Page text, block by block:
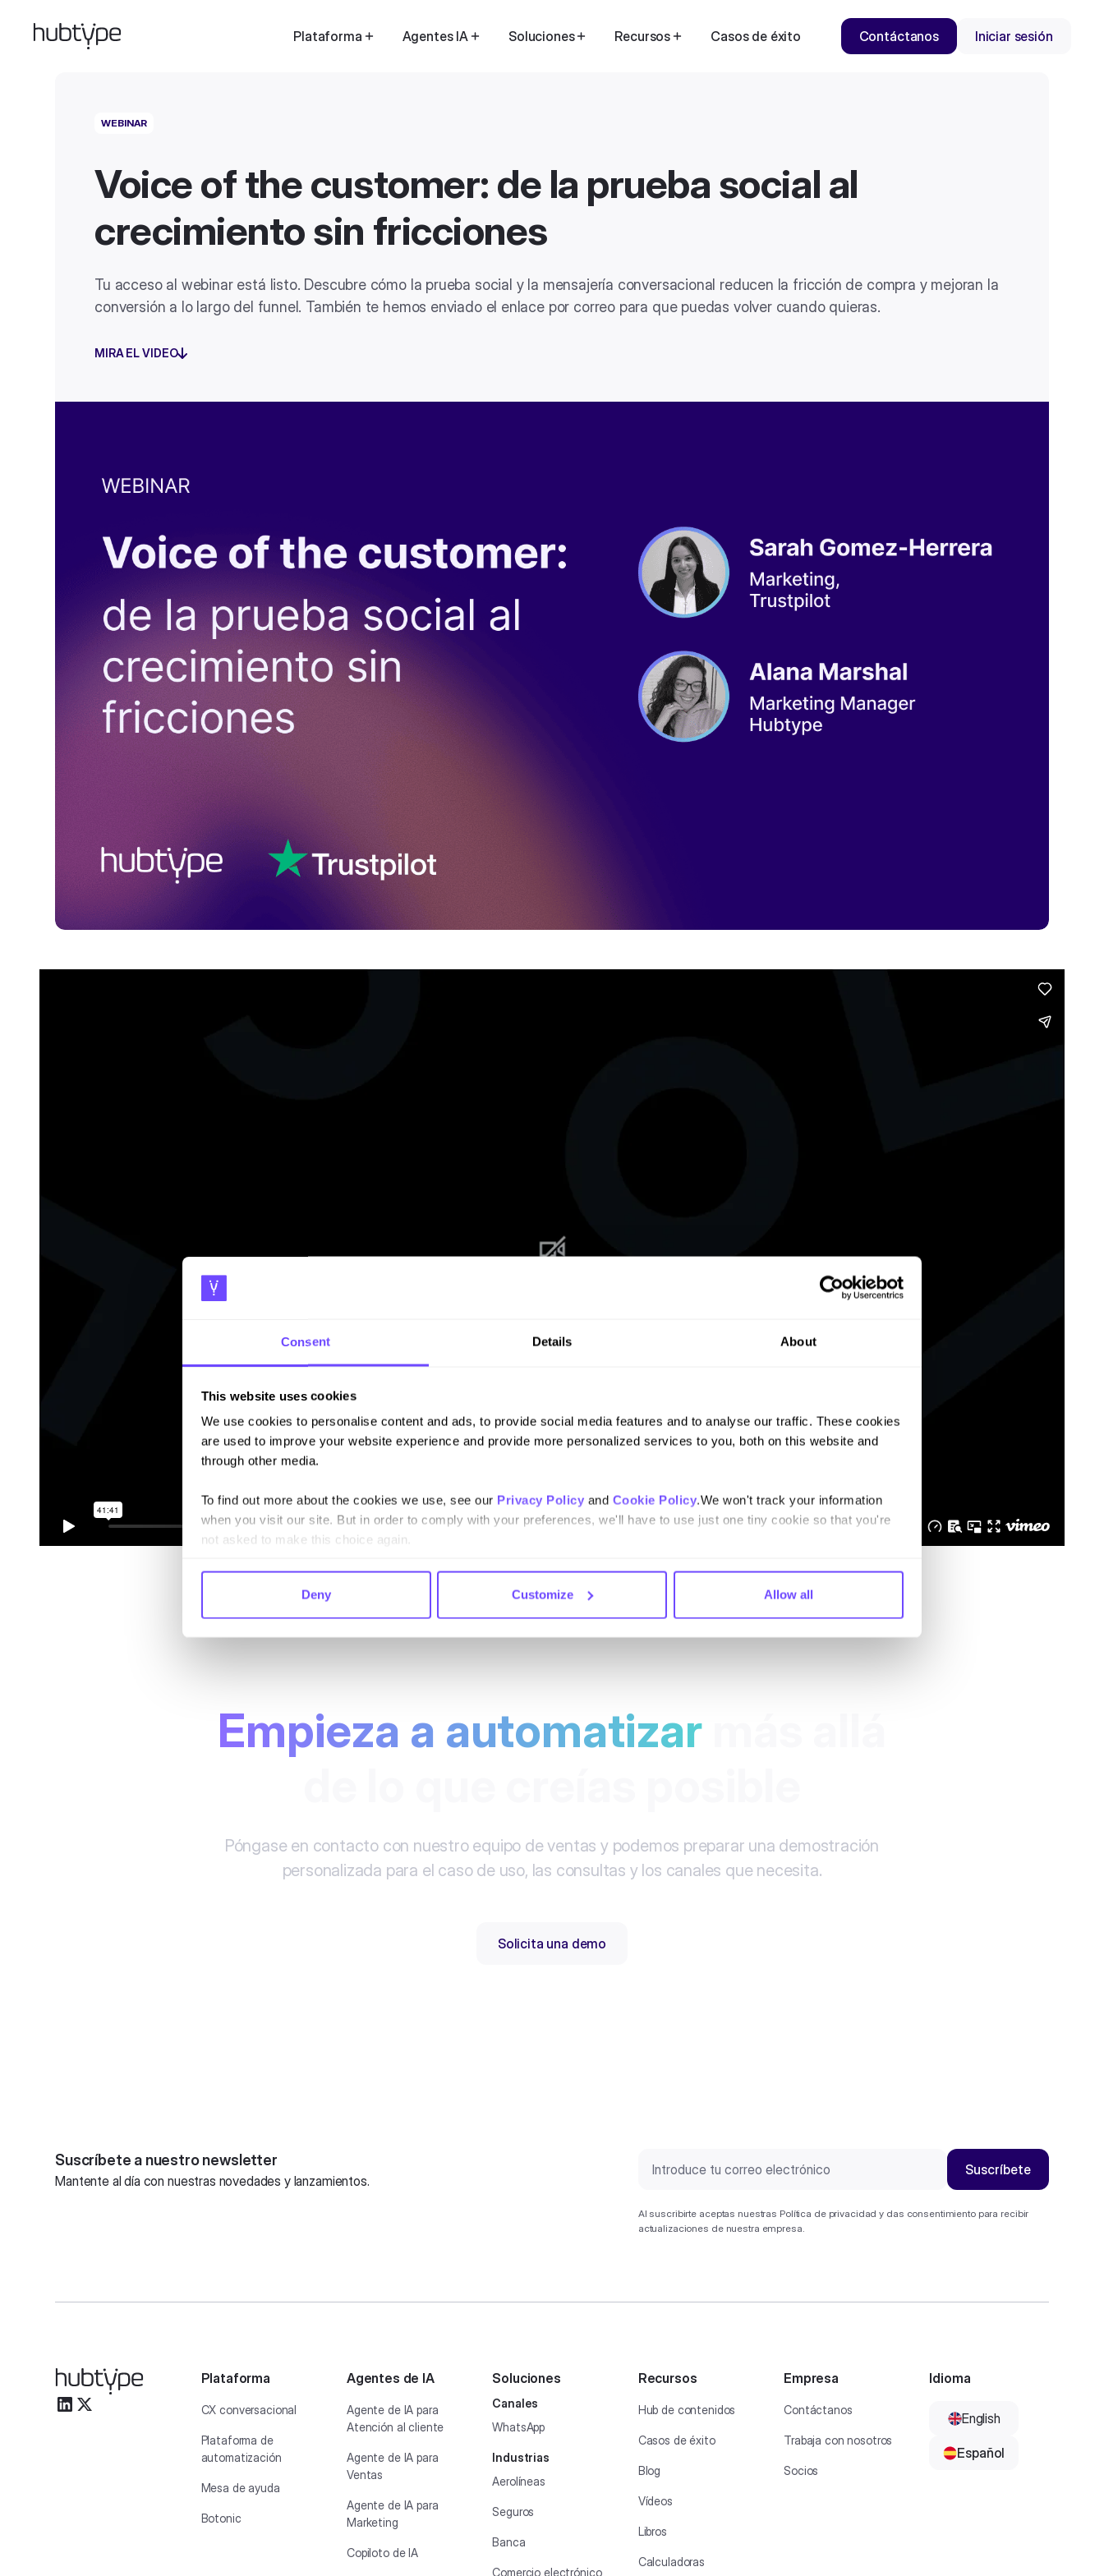
Consent Details About
This website uses cookies
We use cookies to personalise content and ads, to provide social media features and to analyse our traffic. These cookies
are used to improve your website experience and provide more personalized services to you, both on this website and
through other media.
To find out more about the cookies we use, see our Privacy Policy and Cookie Policy.We won't track your information
when you visit our site. But in order to comply with your preferences, we'll have to use just one tiny cookie so that you're
not asked to make this choice again.
Deny Customize Allow all
Plataforma Agentes IA Soluciones Recursos Casos de éxito Contáctanos Iniciar sesión
WEBINAR
Voice of the customer: de la prueba social al
crecimiento sin fricciones
Tu acceso al webinar está listo. Descubre cómo la prueba social y la mensajería conversacional reducen la fricción de compra y mejoran la
conversión a lo largo del funnel. También te hemos enviado el enlace por correo para que puedas volver cuando quieras.
MIRA EL VIDEO
Empieza a automatizar
Póngase en contacto con nuestro equipo de ventas y podemos preparar una demostración
personalizada para el caso de uso, las consultas y los canales que necesita.
Solicita una demo
Suscríbete a nuestro newsletter
Mantente al día con nuestras novedades y lanzamientos.
Al suscribirte aceptas nuestras Política de privacidad y das consentimiento para recibir
actualizaciones de nuestra empresa.
Plataforma
CX conversacional
Plataforma de
automatización
Mesa de ayuda
Botonic
Agentes de IA
Agente de IA para
Atención al cliente
Agente de IA para
Ventas
Agente de IA para
Marketing
Copiloto de IA
Soluciones
Canales
WhatsApp
Industrias
Aerolíneas
Seguros
Banca
Comercio electrónico
Recursos
Hub de contenidos
Casos de éxito
Blog
Vídeos
Libros
Calculadoras
Empresa
Contáctanos
Trabaja con nosotros
Socios
Idioma
English
Español